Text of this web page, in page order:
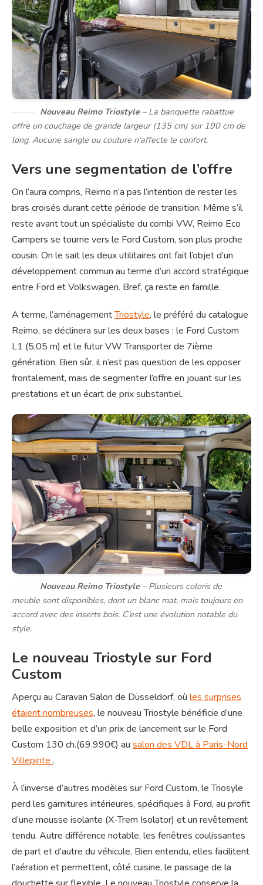
Nouveau Reimo Triostyle– La banquette rabattue
offre un couchage de grande largeur (135 cm) sur 190 cm de
long. Aucune sangle ou couture n’affecte le confort.
Vers une segmentation de l’offre
On l’aura compris, Reimo n’a pas l’intention de rester les
bras croisés durant cette période de transition. Même s’il
reste avant tout un spécialiste du combi VW, Reimo Eco
Campers se tourne vers le Ford Custom, son plus proche
cousin. On le sait les deux utilitaires ont fait l’objet d’un
développement commun au terme d’un accord stratégique
entre Ford et Volkswagen. Bref, ça reste en famille.
A terme, l’aménagementTriostyle, le préféré du catalogue
Reimo, se déclinera sur les deux bases : le Ford Custom
L1 (5,05 m) et le futur VW Transporter de 7ième
génération. Bien sûr, il n’est pas question de les opposer
frontalement, mais de segmenter l’offre en jouant sur les
prestations et un écart de prix substantiel.
Nouveau Reimo Triostyle – Plusieurs coloris de
meuble sont disponibles, dont un blanc mat, mais toujours en
accord avec des inserts bois. C’est une évolution notable du
style.
Le nouveau Triostyle sur Ford
Custom
Aperçu au Caravan Salon de Düsseldorf, où les surprises
étaient nombreuses, le nouveau Triostyle bénéficie d’une
belle exposition et d’un prix de lancement sur le Ford
Custom 130 ch.(69.990€) au salon des VDL à Paris-Nord
Villepinte .
À l’inverse d’autres modèles sur Ford Custom, le Triosyle
perd les garnitures intérieures, spécifiques à Ford, au profit
d’une mousse isolante (X-Trem Isolator) et un revêtement
tendu. Autre différence notable, les fenêtres coulissantes
de part et d’autre du véhicule. Bien entendu, elles facilitent
l’aération et permettent, côté cuisine, le passage de la